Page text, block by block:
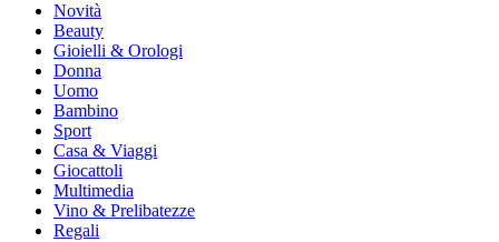
Novità
Beauty
Gioielli & Orologi
Donna
Uomo
Bambino
Sport
Casa & Viaggi
Giocattoli
Multimedia
Vino & Prelibatezze
Regali